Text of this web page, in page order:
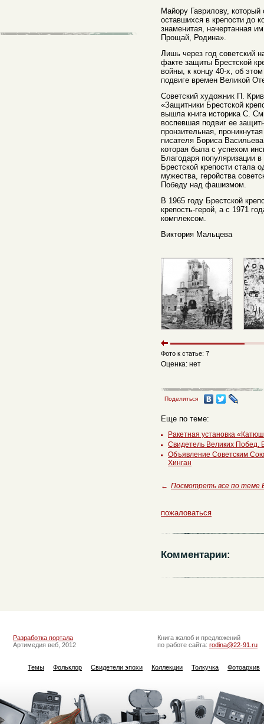
Майору Гаврилову,
оставшихся в крепости до
знаменитая, начертанная
Прощай, Родина».
Лишь через год советский
факте защиты Брестской
войны, к концу 40-х, об
подвиге времен Великой
Советский художник П.
«Защитники Брестской
вышла книга историка С.
воспевшая подвиг ее
пронзительная,
писателя Бориса
которая была с успехом
Благодаря популяризации
Брестской крепости стала
мужества, геройства
Победу над фашизмом.
В 1965 году Брестской
крепость-герой, а с 1971
комплексом.
Виктория Мальцева
Фото к статье: 7
Оценка: нет
Поделиться
Еще по теме:
Ракетная установка
Свидетель Великих
Объявление Советским
Хинган
← Посмотреть все по теме
пожаловаться
Комментарии:
Разработка портала
Артимедия веб, 2012
Книга жалоб и предложений
по работе сайта: rodina@22-91.ru
Темы Фольклор Свидетели эпохи Коллекции Толкучка Фотоархив